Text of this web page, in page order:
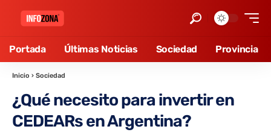
Portada Últimas Noticias Sociedad Provincia
Inicio › Sociedad
¿Qué necesito para invertir en
CEDEARs en Argentina?